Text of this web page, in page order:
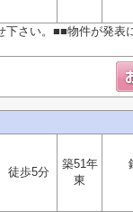
さい。■■物件が発表
徒歩5分
築51年
東